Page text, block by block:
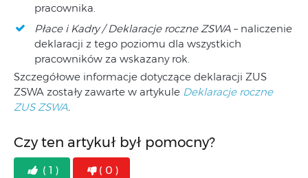
pracownika.
Płace i Kadry / Deklaracje roczne ZSWA – naliczenie
deklaracji z tego poziomu dla wszystkich
pracowników za wskazany rok.
Szczegółowe informacje dotyczące deklaracji ZUS
ZSWA zostały zawarte w artykule Deklaracje roczne
ZUS ZSWA.
Czy ten artykuł był pomocny?
( 1 ) ( 0 )